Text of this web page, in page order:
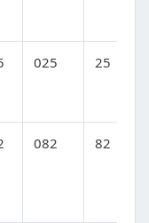
025 25
082 82